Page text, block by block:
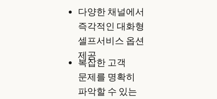
다양한 채널에서
즉각적인 대화형
셀프서비스 옵션
제공
복잡한 고객
문제를 명확히
파악할 수 있는